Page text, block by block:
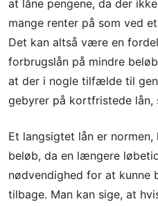
at låne pengene, da der
mange renter på som ved
Det kan altså være en
forbrugslån på mindre
at der i nogle tilfælde til
gebyrer på kortfristede lån,
Et langsigtet lån er
beløb, da en længere
nødvendighed for at kunne
tilbage. Man kan sige, at